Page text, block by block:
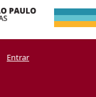
Entrar